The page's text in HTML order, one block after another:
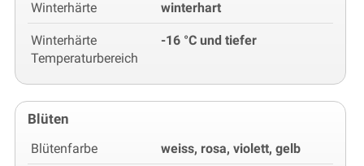
Winterhärte winterhart
Winterhärte
Temperaturbereich
-16 °C und tiefer
Blüten
Blütenfarbe weiss, rosa, violett, gelb